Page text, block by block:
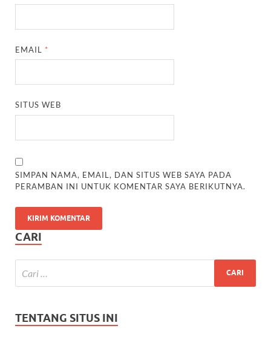
EMAIL *
SITUS WEB
SIMPAN NAMA, EMAIL, DAN SITUS WEB SAYA PADA
PERAMBAN INI UNTUK KOMENTAR SAYA BERIKUTNYA.
CARI
TENTANG SITUS INI